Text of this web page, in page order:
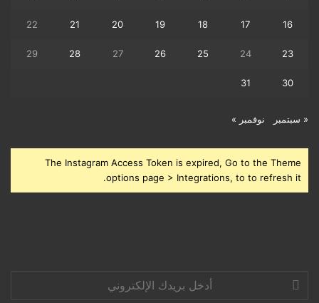
16
17
18
19
20
21
22
23
24
25
26
27
28
29
30
31
« سبتمبر نوفمبر »
The Instagram Access Token is expired, Go to the Theme
options page > Integrations, to to refresh it.
بريدك